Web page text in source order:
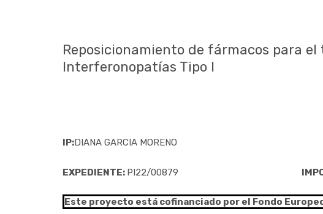
Reposicionamiento de fármacos para
Interferonopatías Tipo I
IP:DIANA GARCIA MORENO
EXPEDIENTE: PI22/00879
Este proyecto está cofinanciado por el Fondo